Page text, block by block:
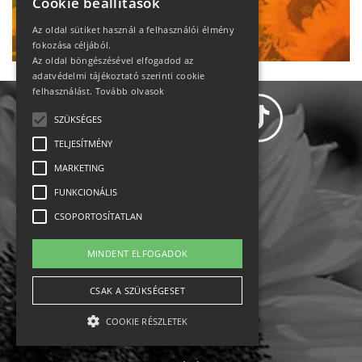
Ne maradj le!
Állásajánlatok
Impresszum-kapcsolat
Jogi nyilatkozat
Rólunk
Az oldal sütiket használ a felhasználói élmény
fokozása céljából.
Az oldal böngészésével elfogadod az
adatvédelmi tájékoztató szerinti cookie
felhasználást. Tovább olvasok
SZÜKSÉGES
TELJESÍTMÉNY
MARKETING
FUNKCIONÁLIS
CSOPORTOSÍTATLAN
MINDENT ELFOGADOK
CSAK A SZÜKSÉGESET
COOKIE RÉSZLETEK